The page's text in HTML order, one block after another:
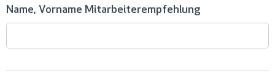
Name, Vorname Mitarbeiterempfehlung